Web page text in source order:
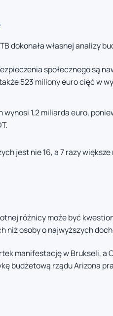
dokonała własnej analizy
społecznego są
523 miliony euro cięć w
1,2 miliarda euro,
jest nie 16, a 7 razy
różnicy może być
niż osoby o najwyższych
manifestację w Brukseli, a
budżetową rządu Arizona